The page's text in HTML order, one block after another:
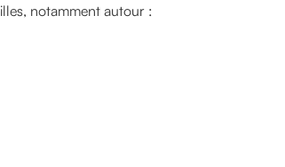
notamment autour :